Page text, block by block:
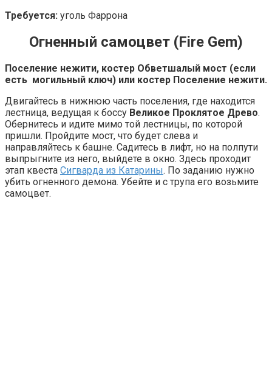
Требуется: уголь Фаррона
Огненный самоцвет (Fire Gem)
Поселение нежити, костер Обветшалый мост (если
есть могильный ключ) или костер Поселение нежити.
Двигайтесь в нижнюю часть поселения, где находится
лестница, ведущая к боссу Великое Проклятое Древо.
Обернитесь и идите мимо той лестницы, по которой
пришли. Пройдите мост, что будет слева и
направляйтесь к башне. Садитесь в лифт, но на полпути
выпрыгните из него, выйдете в окно. Здесь проходит
этап квеста Сигварда из Катарины. По заданию нужно
убить огненного демона. Убейте и с трупа его возьмите
самоцвет.